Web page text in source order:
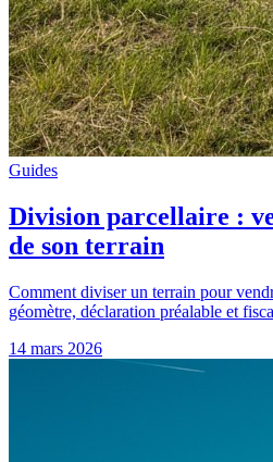
Guides
Division parcellaire :
de son terrain
Comment diviser un terrain pour
géomètre, déclaration préalable et
14 mars 2026